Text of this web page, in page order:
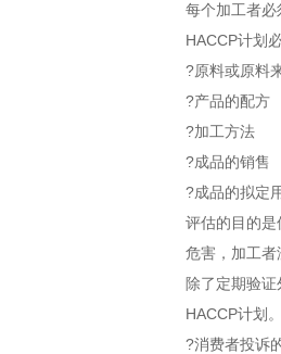
每个加工者
HACCP计划
?原料或原料
?产品的配方
?加工方法
?成品的销售
?成品的拟定
评估的目的
危害，加工
除了定期验
HACCP计划
?消费者投诉